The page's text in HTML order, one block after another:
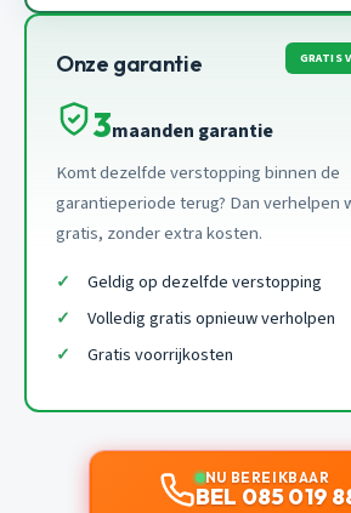
Onze garantie GRATIS
3maanden garantie
Komt dezelfde verstopping binnen de
garantieperiode terug? Dan verhelpen
gratis, zonder extra kosten.
Geldig op dezelfde verstopping
Volledig gratis opnieuw verholpen
Gratis voorrijkosten
NU BEREIKBAAR
BEL 085 019